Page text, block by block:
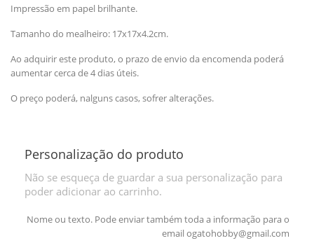
Impressão em papel brilhante.
Tamanho do mealheiro: 17x17x4.2cm.
Ao adquirir este produto, o prazo de envio da encomenda poderá
aumentar cerca de 4 dias úteis.
O preço poderá, nalguns casos, sofrer alterações.
Personalização do produto
Não se esqueça de guardar a sua personalização para
poder adicionar ao carrinho.
Nome ou texto. Pode enviar também toda a informação para o
email ogatohobby@gmail.com